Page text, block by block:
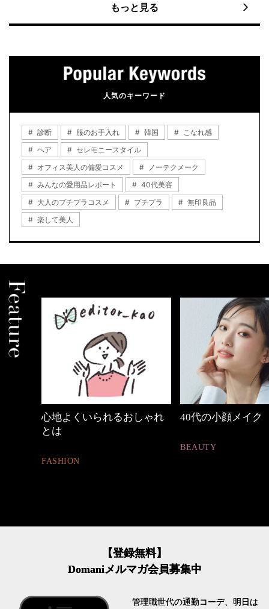
もっと見る
人気のキーワード
診断 服のお手入れ 韓国
こなれ感
ヘア
セレモニースタイル
オフィス美人の偏愛コスメ
ノーテクメーク
みんなの愛用品レポート
40代美容
大人のプチプラコスメ
プチプラ
無印良品
楽して美人
40代の小顔メイク
【ワーママのきれ
【登録無料】
Domaniメルマガ会員募集中
管理職世代の通勤コーデ、明日は